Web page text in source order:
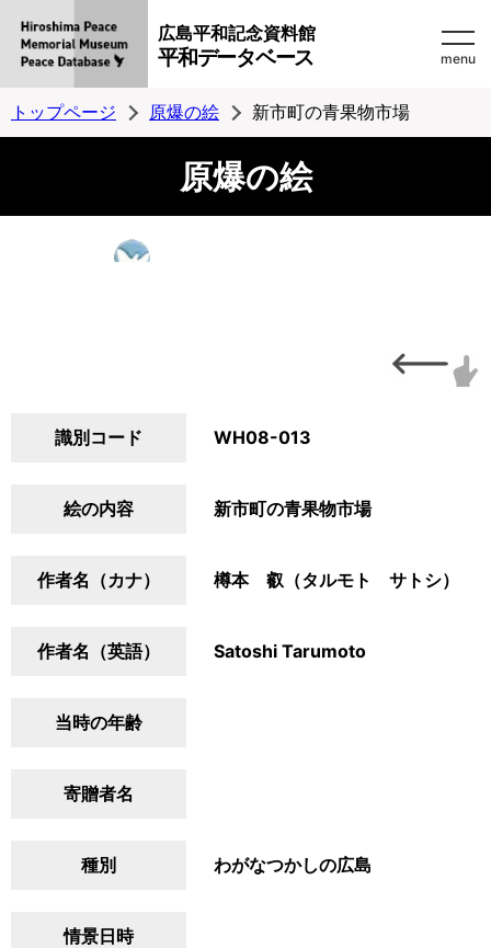
広島平和記念資料館
平和データベース menu
トップページ 原爆の絵 新市町の青果物市場
原爆の絵
識別コード WH08-013
絵の内容 新市町の青果物市場
作者名（カナ） 樽本 叡（タルモト サトシ）
作者名（英語） Satoshi Tarumoto
当時の年齢
寄贈者名
種別 わがなつかしの広島
情景日時